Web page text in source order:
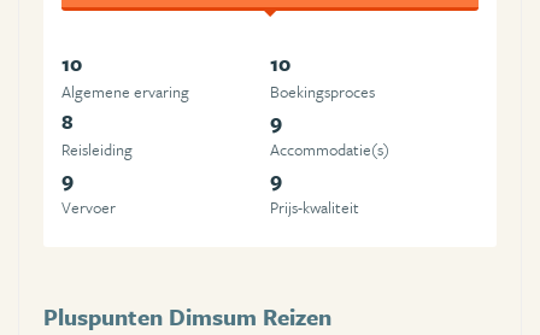
10
Algemene ervaring
10
Boekingsproces
8
Reisleiding
9
Accommodatie(s)
9
Vervoer
9
Prijs-kwaliteit
Pluspunten Dimsum Reizen